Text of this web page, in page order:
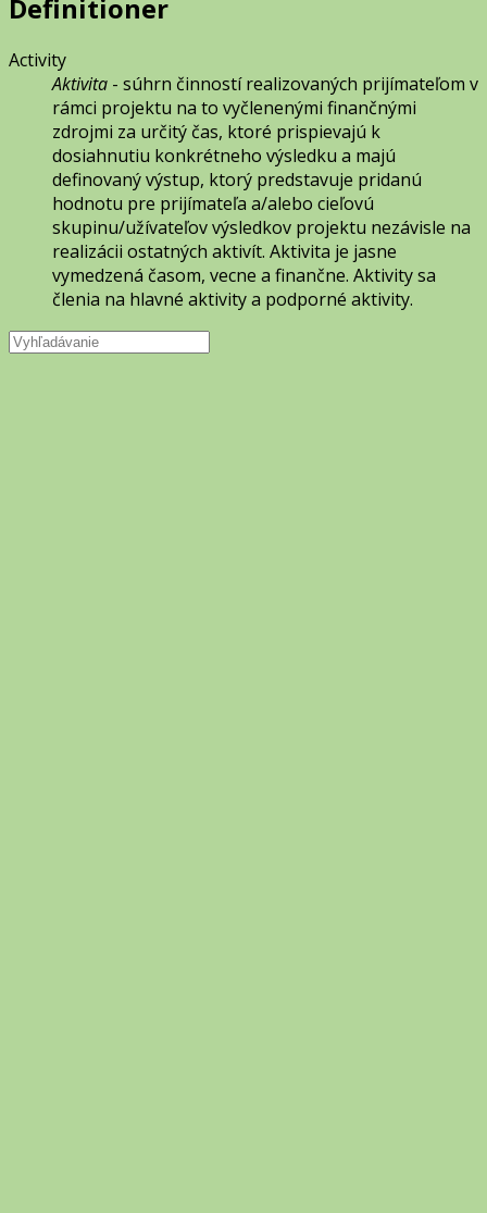
Definitioner
Activity
Aktivita - súhrn činností realizovaných prijímateľom v
rámci projektu na to vyčlenenými finančnými
zdrojmi za určitý čas, ktoré prispievajú k
dosiahnutiu konkrétneho výsledku a majú
definovaný výstup, ktorý predstavuje pridanú
hodnotu pre prijímateľa a/alebo cieľovú
skupinu/užívateľov výsledkov projektu nezávisle na
realizácii ostatných aktivít. Aktivita je jasne
vymedzená časom, vecne a finančne. Aktivity sa
členia na hlavné aktivity a podporné aktivity.